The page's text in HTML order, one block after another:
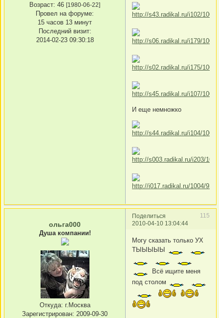
Возраст: 46 [1980-06-22]
Провел на форуме:
15 часов 13 минут
Последний визит:
2014-02-23 09:30:18
И еще немножко
Поделиться
115
2010-04-10 13:04:44
ольга000
Душа компании!
Откуда: г.Москва
Зарегистрирован: 2009-09-30
Могу сказать только УХ
ТЫЫЫЫЫ
Всё ищите меня
под столом